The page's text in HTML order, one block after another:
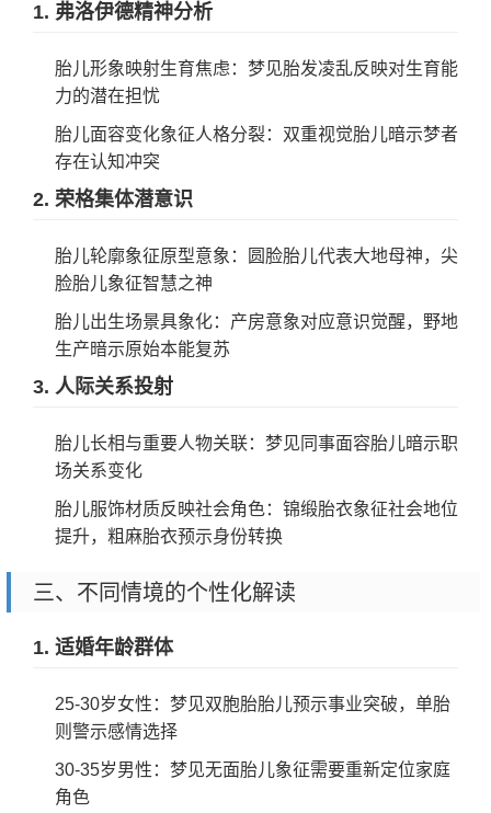
1. 弗洛伊德精神分析
胎儿形象映射生育焦虑：梦见胎发凌乱反映对生育能
力的潜在担忧
胎儿面容变化象征人格分裂：双重视觉胎儿暗示梦者
存在认知冲突
2. 荣格集体潜意识
胎儿轮廓象征原型意象：圆脸胎儿代表大地母神，尖
脸胎儿象征智慧之神
胎儿出生场景具象化：产房意象对应意识觉醒，野地
生产暗示原始本能复苏
3. 人际关系投射
胎儿长相与重要人物关联：梦见同事面容胎儿暗示职
场关系变化
胎儿服饰材质反映社会角色：锦缎胎衣象征社会地位
提升，粗麻胎衣预示身份转换
三、不同情境的个性化解读
1. 适婚年龄群体
25-30岁女性：梦见双胞胎胎儿预示事业突破，单胎
则警示感情选择
30-35岁男性：梦见无面胎儿象征需要重新定位家庭
角色